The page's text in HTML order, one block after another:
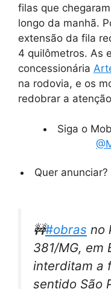
filas que
longo da manhã.
extensão da fila
4 quilômetros. As
concessionária
na rodovia, e os
redobrar a
Siga o
Quer
🚧#obras no
381/MG, em
interditam a
sentido São